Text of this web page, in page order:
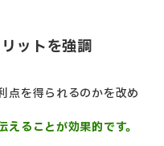
ットを強調
点を得られるのかを改め
ることが効果的です。